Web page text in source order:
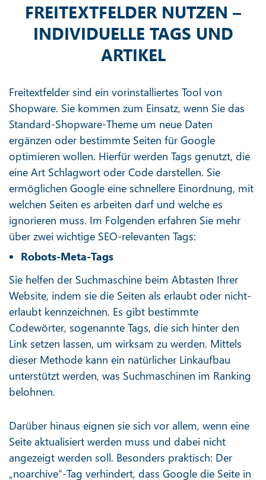
FREITEXTFELDER NUTZEN –
INDIVIDUELLE TAGS UND
ARTIKEL
Freitextfelder sind ein vorinstalliertes Tool von
Shopware. Sie kommen zum Einsatz, wenn Sie das
Standard-Shopware-Theme um neue Daten
ergänzen oder bestimmte Seiten für Google
optimieren wollen. Hierfür werden Tags genutzt, die
eine Art Schlagwort oder Code darstellen. Sie
ermöglichen Google eine schnellere Einordnung, mit
welchen Seiten es arbeiten darf und welche es
ignorieren muss. Im Folgenden erfahren Sie mehr
über zwei wichtige SEO-relevanten Tags:
Robots-Meta-Tags
Sie helfen der Suchmaschine beim Abtasten Ihrer
Website, indem sie die Seiten als erlaubt oder nicht-
erlaubt kennzeichnen. Es gibt bestimmte
Codewörter, sogenannte Tags, die sich hinter den
Link setzen lassen, um wirksam zu werden. Mittels
dieser Methode kann ein natürlicher Linkaufbau
unterstützt werden, was Suchmaschinen im Ranking
belohnen.
Darüber hinaus eignen sie sich vor allem, wenn eine
Seite aktualisiert werden muss und dabei nicht
angezeigt werden soll. Besonders praktisch: Der
„noarchive“-Tag verhindert, dass Google die Seite in